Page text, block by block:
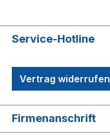
Service-Hotline
Vertrag widerrufen
Firmenanschrift